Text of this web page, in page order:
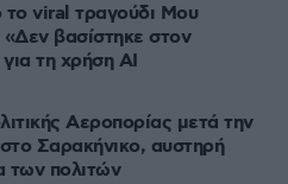
το viral τραγούδι Μου
βασίστηκε στον
τη χρήση AI
Αεροπορίας μετά την
Σαρακήνικο, αυστηρή
των πολιτών